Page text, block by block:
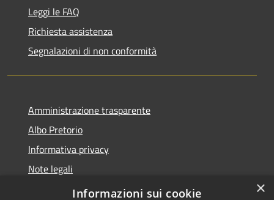
Leggi le FAQ
Richiesta assistenza
Segnalazioni di non conformità
Amministrazione trasparente
Albo Pretorio
Informativa privacy
Note legali
Dichiarazione di accessibilità
×
Informazioni sui cookie